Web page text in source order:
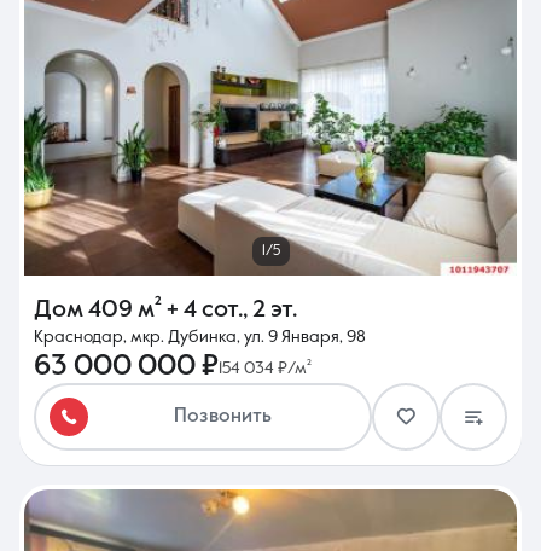
1/5
Дом 409 м² + 4 сот., 2 эт.
Краснодар, мкр. Дубинка, ул. 9 Января, 98
63 000 000 ₽154 034 ₽/м²
Позвонить